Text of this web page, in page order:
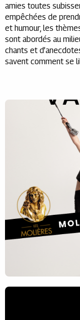
amies toutes
empêchées de
et humour, les
sont abordés au
chants et
savent comment se